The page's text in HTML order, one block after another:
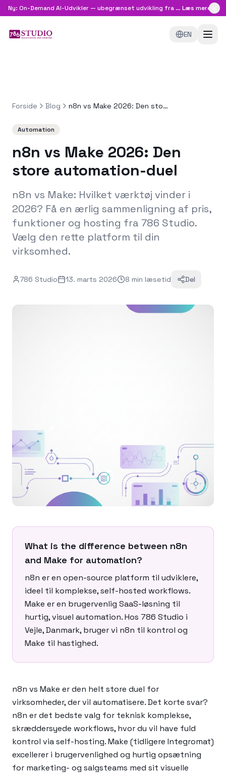
Ny: On-Demand AI-Udvikler — ubegrænset udvikling fra 8.999 kr/md
Læs mere
EN
Forside Blog n8n vs Make 2026: Den store automation-duel
Automation
n8n vs Make 2026: Den
store automation-duel
n8n vs Make: Hvilket værktøj vinder i
2026? Få en ærlig sammenligning af pris,
funktioner og hosting fra 786 Studio.
Vælg den rette platform til din
virksomhed.
786 Studio 13. marts 2026 8 min læsetid Del
What is the difference between n8n
and Make for automation?
n8n er en open-source platform til udviklere,
ideel til komplekse, self-hosted workflows.
Make er en brugervenlig SaaS-løsning til
hurtig, visuel automation. Hos 786 Studio i
Vejle, Danmark, bruger vi n8n til kontrol og
Make til hastighed.
n8n vs Make er den helt store duel for
virksomheder, der vil automatisere. Det korte svar?
n8n er det bedste valg for teknisk komplekse,
skræddersyede workflows, hvor du vil have fuld
kontrol via self-hosting. Make (tidligere Integromat)
excellerer i brugervenlighed og hurtig opsætning
for marketing- og salgsteams med sit visuelle